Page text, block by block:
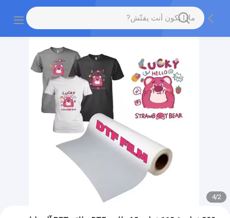
2
/
4